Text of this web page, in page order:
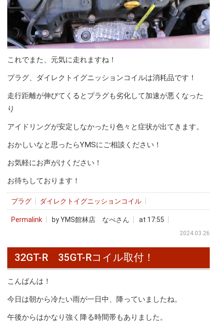
これでまた、元気に走れますね！
プラグ、ダイレクトイグニッションコイルは消耗品です！
走行距離が伸びてくるとプラグも劣化して加速が悪くなった
り
アイドリングが安定しなかったり色々と症状が出てきます。
おかしいなと思ったらYMSにご相談ください！
お気軽にお声がけください！
お待ちしております！
プラグ ダイレクトイグニッションコイル
Permalink by YMS館林店 なべさん at 17:55
2024.03.26
32GT-R 35GT-Rコイル取付！
こんばんは！
今日は朝から冷たい雨が一日中、降っていましたね。
午後からはかなり強く降る時間帯もありました。